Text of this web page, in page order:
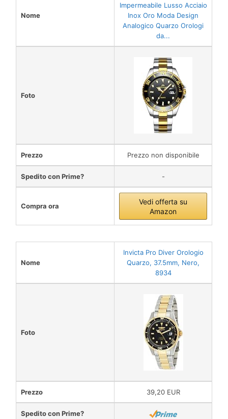
Nome
Impermeabile Lusso Acciaio
Inox Oro Moda Design
Analogico Quarzo Orologi
da...
Foto
Prezzo Prezzo non disponibile
Spedito con Prime? -
Compra ora
Vedi offerta su
Amazon
Nome
Invicta Pro Diver Orologio
Quarzo, 37.5mm, Nero,
8934
Foto
Prezzo 39,20 EUR
Spedito con Prime?